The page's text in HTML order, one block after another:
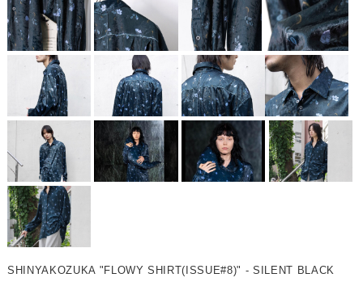
SHINYAKOZUKA "FLOWY SHIRT(ISSUE#8)" - SILENT BLACK